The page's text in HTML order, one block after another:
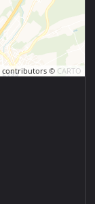
contributors © CARTO